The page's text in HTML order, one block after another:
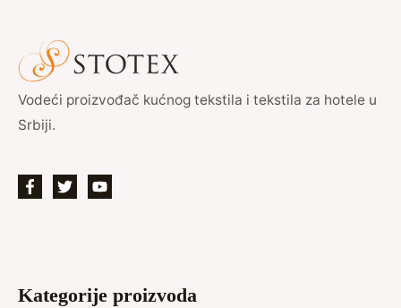
Vodeći proizvođač kućnog tekstila i tekstila za hotele u
Srbiji.
Kategorije proizvoda